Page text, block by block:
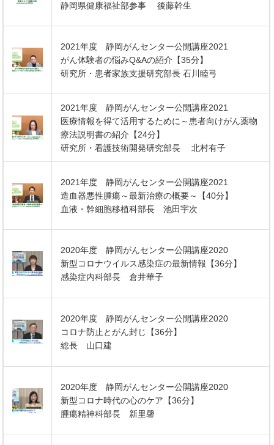
静岡県健康福祉部参事 後藤幹生
2021年度 静岡がんセンター公開講座2021
がん体験者の悩みQ&Aの紹介【35分】
研究所・患者家族支援研究部長 石川睦弓
2021年度 静岡がんセンター公開講座2021
医療情報を得て活用するために～患者向けがん薬物
療法説明書の紹介【24分】
研究所・看護技術開発研究部長 北村有子
2021年度 静岡がんセンター公開講座2021
造血器悪性腫瘍～最新治療の概要～【40分】
血液・幹細胞移植科部長 池田宇次
2020年度 静岡がんセンター公開講座2020
新型コロナウイルス感染症の最新情報【36分】
感染症内科部長 倉井華子
2020年度 静岡がんセンター公開講座2020
コロナ防止とがん封じ【36分】
総長 山口建
2020年度 静岡がんセンター公開講座2020
新型コロナ時代の心のケア【36分】
腫瘍精神科部長 新里馨